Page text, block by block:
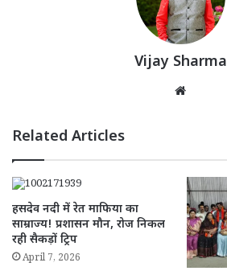
Vijay Sharma
Related Articles
हसदेव नदी में रेत माफिया का
साम्राज्य! प्रशासन मौन, रोज निकल
रही सैकड़ों ट्रिप
April 7, 2026